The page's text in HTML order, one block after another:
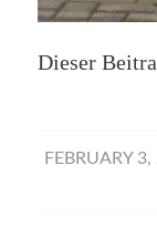
Dieser
FEBRUARY/